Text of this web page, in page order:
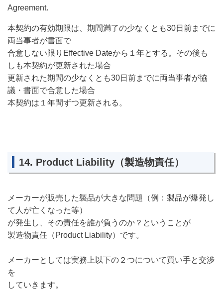
Agreement.
本契約の有効期限は、期間満了の少なくとも30日前までに
両当事者が書面で
合意しない限りEffective Dateから１年とする。その後も
しも本契約が更新された場合
更新された期間の少なくとも30日前までに両当事者が協
議・書面で合意した場合
本契約は１年間ずつ更新される。
14. Product Liability（製造物責任）
メーカーが販売した製品が大きな問題（例：製品が爆発し
て人が亡くなった等）
が発生し、その責任を誰が負うのか？ということが
製造物責任（Product Liability）です。
メーカーとしては実務上以下の２つについて買い手と交渉
を
していきます。